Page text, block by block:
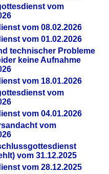
vom
vom 08.02.2026
vom 01.02.2026
technischer Probleme
keine Aufnahme
vom 18.01.2026
vom
vom 04.01.2026
vom
vom 31.12.2025
vom 28.12.2025